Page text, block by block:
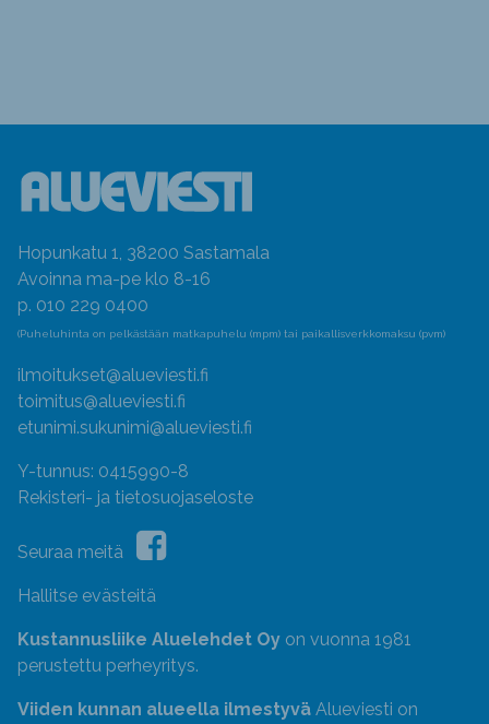
Hopunkatu 1, 38200 Sastamala
Avoinna ma-pe klo 8-16
p. 010 229 0400
(Puheluhinta on pelkästään matkapuhelu (mpm) tai paikallisverkkomaksu (pvm)
ilmoitukset@alueviesti.fi
toimitus@alueviesti.fi
etunimi.sukunimi@alueviesti.fi
Y-tunnus: 0415990-8
Rekisteri- ja tietosuojaseloste
Seuraa meitä
Hallitse evästeitä
Kustannusliike Aluelehdet Oy on vuonna 1981
perustettu perheyritys.
Viiden kunnan alueella ilmestyvä Alueviesti on